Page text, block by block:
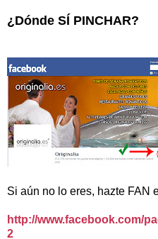
¿Dónde SÍ PINCHAR?
Si aún no lo eres, hazte FAN
http://www.facebook.com/
2